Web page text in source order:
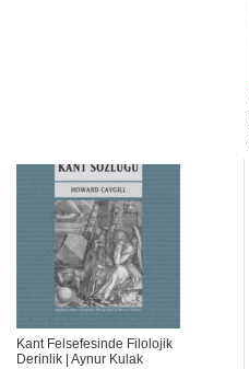
Kant Felsefesinde Filolojik
Derinlik | Aynur Kulak